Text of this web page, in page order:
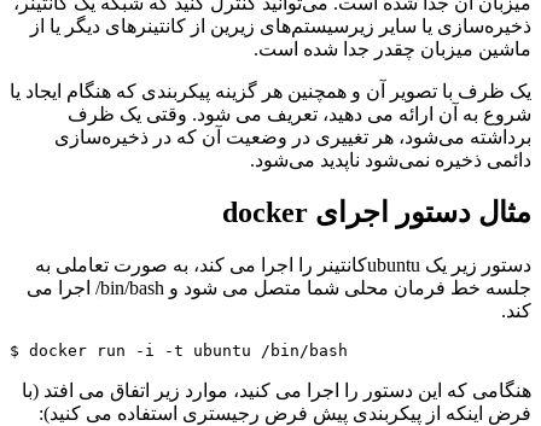
ذخیره‌سازی یا سایر زیرسیستم‌های زیرین از کانتینرهای دیگر یا از
ماشین میزبان چقدر جدا شده است.
یک ظرف با تصویر آن و همچنین هر گزینه پیکربندی که هنگام ایجاد یا
شروع به آن ارائه می دهید، تعریف می شود. وقتی یک ظرف
برداشته می‌شود، هر تغییری در وضعیت آن که در ذخیره‌سازی
دائمی ذخیره نمی‌شود ناپدید می‌شود.
مثال دستور اجرای docker
دستور زیر یک ubuntuکانتینر را اجرا می کند، به صورت تعاملی به
جلسه خط فرمان محلی شما متصل می شود و bin/bash
/ اجرا می
کند.
هنگامی که این دستور را اجرا می کنید، موارد زیر اتفاق می افتد (با
فرض اینکه از پیکربندی پیش فرض رجیستری استفاده می کنید):